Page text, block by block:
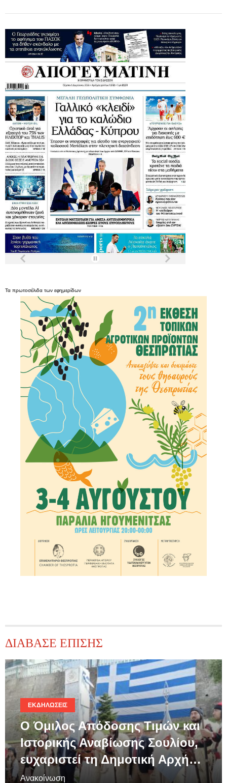
Τα πρωτοσέλιδα των εφημερίδων
ΔΙΑΒΑΣΕ ΕΠΙΣΗΣ
ΕΚΔΗΛΏΣΕΙΣ
Ο Όμιλος Απόδοσης Τιμών και
Ιστορικής Αναβίωσης Σουλίου,
ευχαριστεί τη Δημοτική Αρχή…
Ανακοίνωση